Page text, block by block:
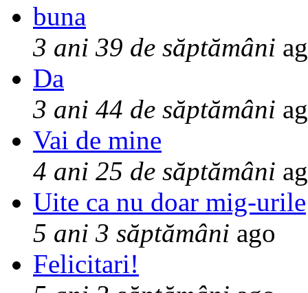
buna
3 ani 39 de săptămâni
Da
3 ani 44 de săptămâni
Vai de mine
4 ani 25 de săptămâni
Uite ca nu doar mig-urile
5 ani 3 săptămâni ago
Felicitari!